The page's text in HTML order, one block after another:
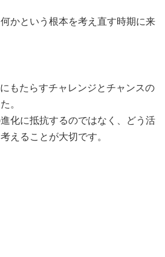
かという根本を考え直す時期に来
もたらすチャレンジとチャンスの
。
化に抵抗するのではなく、どう活
えることが大切です。